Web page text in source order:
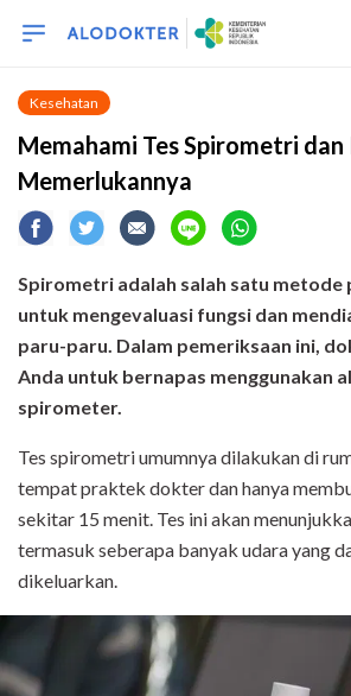
Kesehatan
Memahami Tes Spirometri
Memerlukannya
Spirometri adalah salah satu metode
untuk mengevaluasi fungsi dan
paru-paru. Dalam pemeriksaan ini,
Anda untuk bernapas menggunakan
spirometer.
Tes spirometri umumnya dilakukan di
tempat praktek dokter dan hanya
sekitar 15 menit. Tes ini akan
termasuk seberapa banyak udara yang
dikeluarkan.